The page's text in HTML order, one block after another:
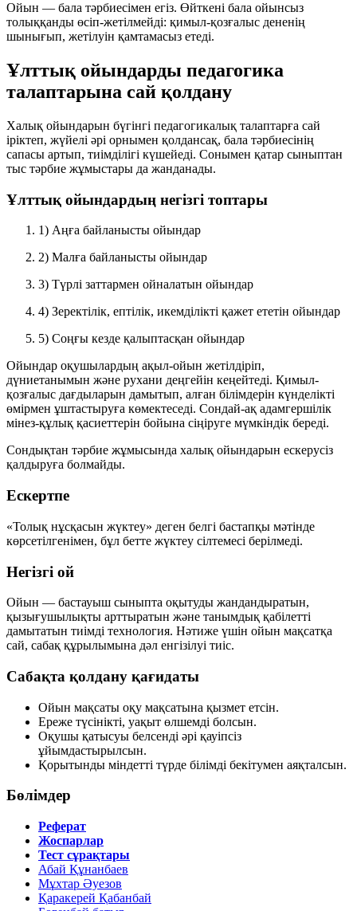
Ойын — бала тәрбиесімен егіз. Өйткені бала ойынсыз
толыққанды өсіп-жетілмейді: қимыл-қозғалыс дененің
шынығып, жетілуін қамтамасыз етеді.
Ұлттық ойындарды педагогика
талаптарына сай қолдану
Халық ойындарын бүгінгі педагогикалық талаптарға сай
іріктеп, жүйелі әрі орнымен қолдансақ, бала тәрбиесінің
сапасы артып, тиімділігі күшейеді. Сонымен қатар сыныптан
тыс тәрбие жұмыстары да жанданады.
Ұлттық ойындардың негізгі топтары
1) Аңға байланысты ойындар
2) Малға байланысты ойындар
3) Түрлі заттармен ойналатын ойындар
4) Зеректілік, ептілік, икемділікті қажет ететін ойындар
5) Соңғы кезде қалыптасқан ойындар
Ойындар оқушылардың ақыл-ойын жетілдіріп,
дүниетанымын және рухани деңгейін кеңейтеді. Қимыл-
қозғалыс дағдыларын дамытып, алған білімдерін күнделікті
өмірмен ұштастыруға көмектеседі. Сондай-ақ адамгершілік
мінез-құлық қасиеттерін бойына сіңіруге мүмкіндік береді.
Сондықтан тәрбие жұмысында халық ойындарын ескерусіз
қалдыруға болмайды.
Ескертпе
«Толық нұсқасын жүктеу» деген белгі бастапқы мәтінде
көрсетілгенімен, бұл бетте жүктеу сілтемесі берілмеді.
Негізгі ой
Ойын — бастауыш сыныпта оқытуды жандандыратын,
қызығушылықты арттыратын және танымдық қабілетті
дамытатын тиімді технология. Нәтиже үшін ойын мақсатқа
сай, сабақ құрылымына дәл енгізілуі тиіс.
Сабақта қолдану қағидаты
Ойын мақсаты оқу мақсатына қызмет етсін.
Ереже түсінікті, уақыт өлшемді болсын.
Оқушы қатысуы белсенді әрі қауіпсіз
ұйымдастырылсын.
Қорытынды міндетті түрде білімді бекітумен аяқталсын.
Бөлімдер
Реферат
Жоспарлар
Тест сұрақтары
Абай Құнанбаев
Мұхтар Әуезов
Қаракерей Қабанбай